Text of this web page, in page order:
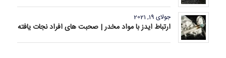
جولای 19, 2021
ارتباط ایدز با مواد مخدر | صحبت های افراد نجات یافته